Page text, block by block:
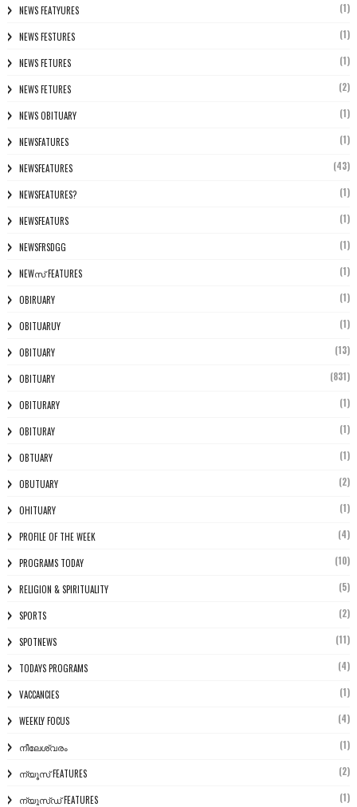
NEWS FEATYURES (1)
NEWS FESTURES (1)
NEWS FETURES (1)
NEWS FETURES (2)
NEWS OBITUARY (1)
NEWSFATURES (1)
NEWSFEATURES (43)
NEWSFEATURES? (1)
NEWSFEATURS (1)
NEWSFRSDGG (1)
NEWസ് FEATURES (1)
OBIRUARY (1)
OBITUARUY (1)
OBITUARY (13)
OBITUARY (831)
OBITURARY (1)
OBITURAY (1)
OBTUARY (1)
OBUTUARY (2)
OHITUARY (1)
PROFILE OF THE WEEK (4)
PROGRAMS TODAY (10)
RELIGION & SPIRITUALITY (5)
SPORTS (2)
SPOTNEWS (11)
TODAYS PROGRAMS (4)
VACCANCIES (1)
WEEKLY FOCUS (4)
നീലേശ്വരം (1)
ന്യൂസ് FEATURES (2)
ന്യൂസ്ഡ് FEATURES (1)